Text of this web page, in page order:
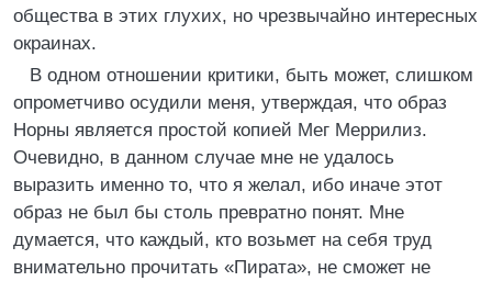
общества в этих глухих, но чрезвычайно интересных
окраинах.
В одном отношении критики, быть может, слишком
опрометчиво осудили меня, утверждая, что образ
Норны является простой копией Мег Меррилиз.
Очевидно, в данном случае мне не удалось
выразить именно то, что я желал, ибо иначе этот
образ не был бы столь превратно понят. Мне
думается, что каждый, кто возьмет на себя труд
внимательно прочитать «Пирата», не сможет не